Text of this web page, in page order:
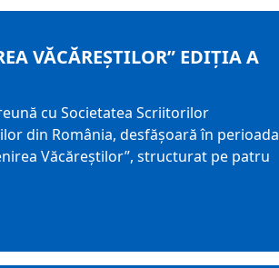
VĂCĂREŞTILOR” EDIŢIA A
cu Societatea Scriitorilor
din România, desfăşoară în perioada
Văcăreştilor”, structurat pe patru